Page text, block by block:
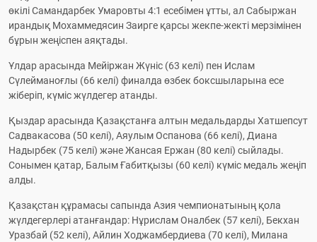
өкілі Самандарбек Умаровты 4:1 есебімен ұтты, ал Сабыржан
ирандық Мохаммедясин Заирге қарсы жекпе-жекті мерзімінен
бұрын жеңіспен аяқтады.
Ұлдар арасында Мейіржан Жүніс (63 келі) пен Ислам
Сүлейманоғлы (66 келі) финалда өзбек боксшыларына есе
жіберіп, күміс жүлдегер атанды.
Қыздар арасында Қазақстанға алтын медальдарды Хатшепсут
Садвакасова (50 келі), Аяулым Оспанова (66 келі), Диана
Надырбек (75 келі) және Жансая Ержан (80 келі) сыйлады.
Сонымен қатар, Балым Ғабитқызы (60 келі) күміс медаль жеңіп
алды.
Қазақстан құрамасы сапында Азия чемпионатының қола
жүлдегерлері атанғандар: Нұрислам Оналбек (57 келі), Бекхан
Уразбай (52 келі), Айлин Ходжамбердиева (70 келі), Милана